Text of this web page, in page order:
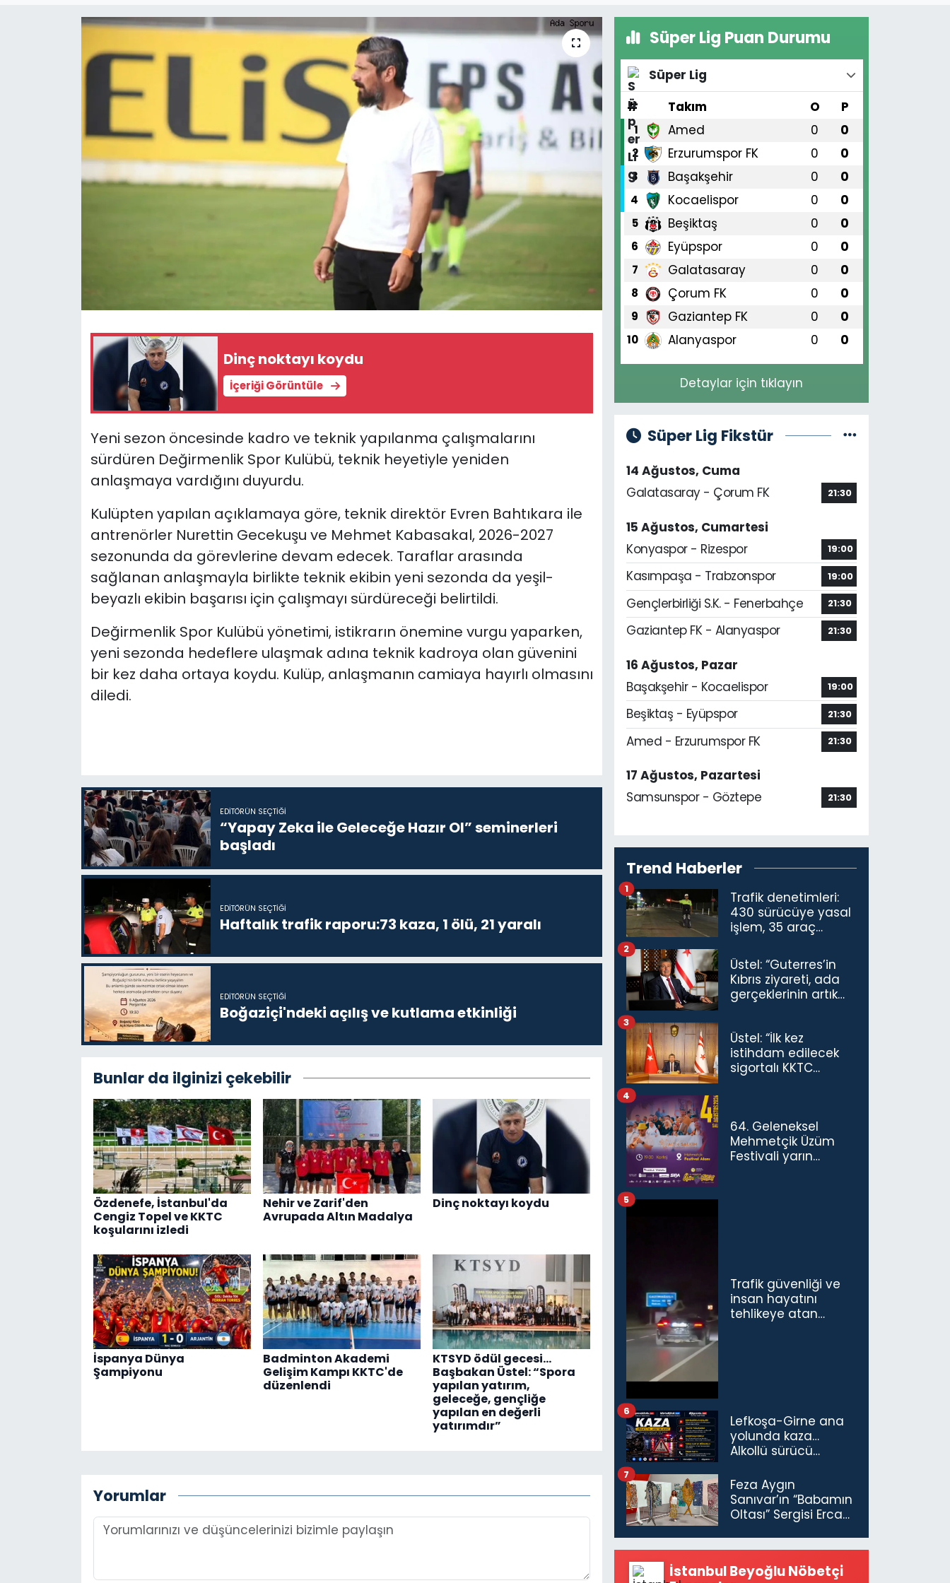
Dinç noktayı koydu
İçeriği Görüntüle
Yeni sezon öncesinde kadro ve teknik yapılanma çalışmalarını
sürdüren Değirmenlik Spor Kulübü, teknik heyetiyle yeniden
anlaşmaya vardığını duyurdu.
Kulüpten yapılan açıklamaya göre, teknik direktör Evren Bahtıkara ile
antrenörler Nurettin Gecekuşu ve Mehmet Kabasakal, 2026-2027
sezonunda da görevlerine devam edecek. Taraflar arasında
sağlanan anlaşmayla birlikte teknik ekibin yeni sezonda da yeşil-
beyazlı ekibin başarısı için çalışmayı sürdüreceği belirtildi.
Değirmenlik Spor Kulübü yönetimi, istikrarın önemine vurgu yaparken,
yeni sezonda hedeflere ulaşmak adına teknik kadroya olan güvenini
bir kez daha ortaya koydu. Kulüp, anlaşmanın camiaya hayırlı olmasını
diledi.
EDITÖRÜN SEÇTIĞI
“Yapay Zeka ile Geleceğe Hazır Ol” seminerleri
başladı
EDITÖRÜN SEÇTIĞI
Haftalık trafik raporu:73 kaza, 1 ölü, 21 yaralı
EDITÖRÜN SEÇTIĞI
Boğaziçi'ndeki açılış ve kutlama etkinliği
Bunlar da ilginizi çekebilir
Özdenefe, İstanbul'da
Cengiz Topel ve KKTC
koşularını izledi
Nehir ve Zarif'den
Avrupada Altın Madalya
Dinç noktayı koydu
İspanya Dünya
Şampiyonu
Badminton Akademi
Gelişim Kampı KKTC'de
düzenlendi
KTSYD ödül gecesi...
Başbakan Üstel: “Spora
yapılan yatırım,
geleceğe, gençliğe
yapılan en değerli
yatırımdır”
Yorumlar
Süper Lig Puan Durumu
Süper Lig
#
Takım O P
1 Amed 0 0
2 Erzurumspor FK 0 0
3 Başakşehir 0 0
4 Kocaelispor 0 0
5 Beşiktaş 0 0
6 Eyüpspor 0 0
7 Galatasaray 0 0
8 Çorum FK 0 0
9 Gaziantep FK 0 0
10 Alanyaspor 0 0
Detaylar için tıklayın
Süper Lig Fikstür
14 Ağustos, Cuma
Galatasaray - Çorum FK
21:30
15 Ağustos, Cumartesi
Konyaspor - Rizespor
19:00
Kasımpaşa - Trabzonspor 19:00
Gençlerbirliği S.K. - Fenerbahçe 21:30
Gaziantep FK - Alanyaspor 21:30
16 Ağustos, Pazar
Başakşehir - Kocaelispor
19:00
Beşiktaş - Eyüpspor 21:30
Amed - Erzurumspor FK 21:30
17 Ağustos, Pazartesi
Samsunspor - Göztepe
21:30
Trend Haberler
Trafik denetimleri:
430 sürücüye yasal
işlem, 35 araç
1
Üstel: “Guterres’in
Kıbrıs ziyareti, ada
gerçeklerinin artık
göstermiştir”
2
Üstel: “İlk kez
istihdam edilecek
sigortalı KKTC
3
64. Geleneksel
Mehmetçik Üzüm
Festivali yarın
4
Trafik güvenliği ve
insan hayatını
tehlikeye atan
5
Lefkoşa-Girne ana
yolunda kaza…
Alkollü sürücü
6
Feza Aygın
Sanıvar’ın “Babamın
Oltası” Sergisi Ercan
7
İstanbul Beyoğlu Nöbetçi
Gündem
KKTC YEREL SEÇİM 2018
Kültür Sanat
Politika
Yazarlar